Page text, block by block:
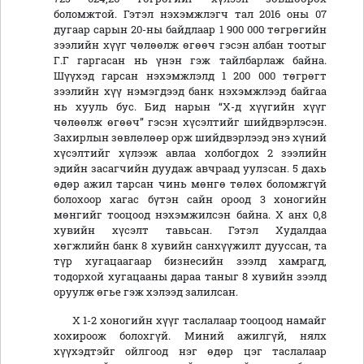
боломжтой. Гэтэл нэхэмжлэгч тал 2016 оны 07
дугаар сарын 20-ны байдлаар 1 900 000 төгрөгийн
зээлийн хүүг чөлөөлж өгөөч гэсэн албан тоотыг
Г.Г гаргасан нь үнэн гэж тайлбарлаж байна.
Шүүхэд гарсан нэхэмжлэлд 1 200 000 төгрөгт
зээлийн хүү нэмэгдээд банк нэхэмжлээд байгаа
нь хууль бус. Бид нарын “Х-д хүүгийн хүүг
чөлөөлж өгөөч” гэсэн хүсэлтийг шийдвэрлэсэн.
Захирлын зөвлөлөөр орж шийдвэрлээд энэ хүний
хүсэлтийг хүлээж авлаа холбогдох 2 зээлийн
эдийн засагчийн дуудаж авчраад уулзсан. 5 дахь
өдөр ажил тарсан чинь мөнгө төлөх боломжгүй
болохоор хагас бүтэн сайн ороод 3 хоногийн
мөнгийг тооцоод нэхэмжилсэн байна. Х анх 0,8
хувийн хүсэлт тавьсан. Гэтэл Худалдаа
хөгжлийн банк 8 хувийн санхүүжилт дууссан, та
түр хугацаагаар бизнесийн зээлд хамрагд,
тодорхой хугацааны дараа таныг 8 хувийн зээлд
оруулж өгье гэж хэлээд залилсан.
Х 1-2 хоногийн хүүг таслалаар тооцоод намайг
хохироож болохгүй. Миний ажилгүй, нялх
хүүхэдтэйг ойлгоод нэг өдөр цэг таслалаар